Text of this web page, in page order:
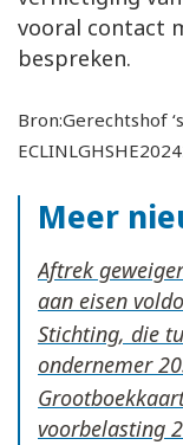
vooral contact
bespreken.
Bron:Gerechtshof
Meer
Aftrek
aan eisen
Stichting, die
ondernemer
voorbelasting